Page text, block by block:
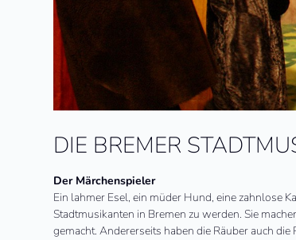
DIE BREMER
Der Märchenspieler
Ein lahmer Esel, ein müder Hund, eine zahnlose
Stadtmusikanten in Bremen zu werden. Sie
gemacht. Andererseits haben die Räuber auch die